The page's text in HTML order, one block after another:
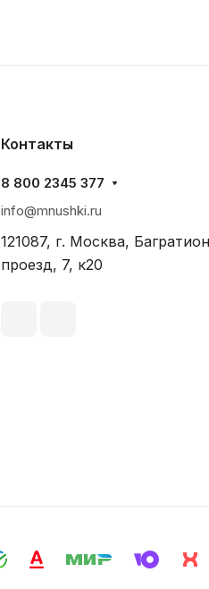
Контакты
8 800 2345 377
info@mnushki.ru
121087, г. Москва,
проезд, 7, к20